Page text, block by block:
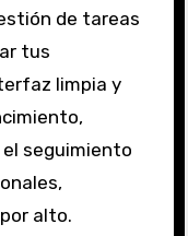
de tareas
tus
limpia y
seguimiento
alto.